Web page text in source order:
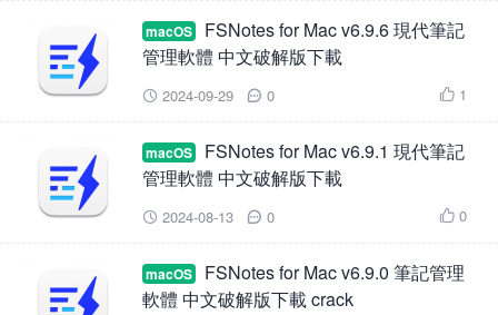
macOS
FSNotes for Mac v6.9.6 現代筆記
管理軟體 中文破解版下載
 2024-09-29  0  1
macOS
FSNotes for Mac v6.9.1 現代筆記
管理軟體 中文破解版下載
 2024-08-13  0  0
macOS
FSNotes for Mac v6.9.0 筆記管理
軟體 中文破解版下載 crack